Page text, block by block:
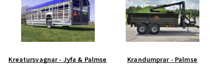
Kreatursvagnar - Jyfa & Palmse Krandumprar - Palmse